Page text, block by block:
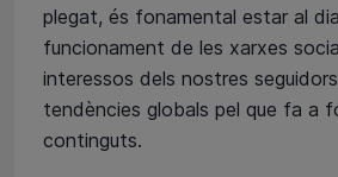
plegat, és fonamental estar al
funcionament de les xarxes
interessos dels nostres
tendències globals pel que fa a
continguts.